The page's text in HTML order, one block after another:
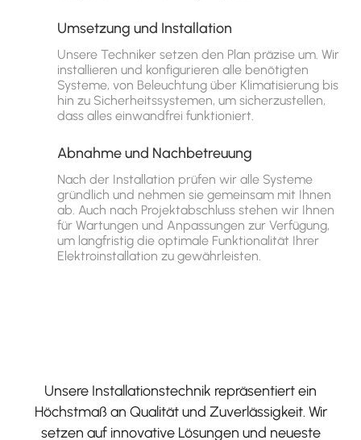
Umsetzung und Installation
Unsere Techniker setzen den Plan präzise um. Wir
installieren und konfigurieren alle benötigten
Systeme, von Beleuchtung über Klimatisierung bis
hin zu Sicherheitssystemen, um sicherzustellen,
dass alles einwandfrei funktioniert.
Abnahme und Nachbetreuung
Nach der Installation prüfen wir alle Systeme
gründlich und nehmen sie gemeinsam mit Ihnen
ab. Auch nach Projektabschluss stehen wir Ihnen
für Wartungen und Anpassungen zur Verfügung,
um langfristig die optimale Funktionalität Ihrer
Elektroinstallation zu gewährleisten.
Unsere Installationstechnik repräsentiert ein
Höchstmaß an Qualität und Zuverlässigkeit. Wir
setzen auf innovative Lösungen und neueste